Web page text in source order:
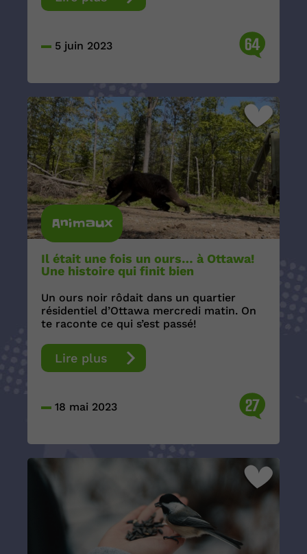
5 juin 2023 64
Animaux
Il était une fois un ours… à Ottawa!
Une histoire qui finit bien
Un ours noir rôdait dans un quartier
résidentiel d’Ottawa mercredi matin. On
te raconte ce qui s’est passé!
Lire plus
18 mai 2023 27